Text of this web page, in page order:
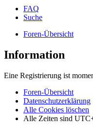
FAQ
Suche
Foren-Übersicht
Information
Eine Registrierung ist
Foren-Übersicht
Datenschutzerklärung
Alle Cookies löschen
Alle Zeiten sind